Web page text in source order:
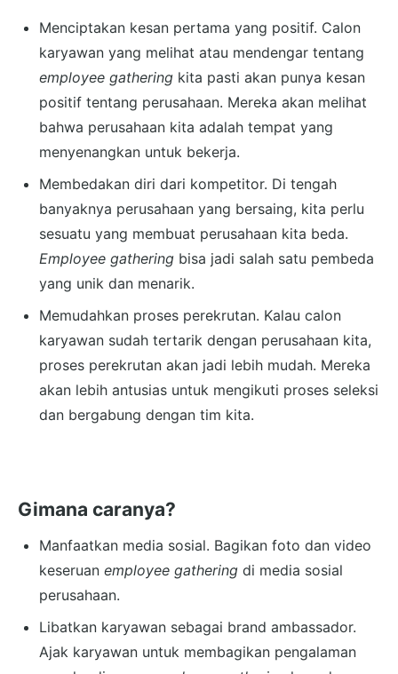
Menciptakan kesan pertama yang positif. Calon
karyawan yang melihat atau mendengar tentang
employee gathering kita pasti akan punya kesan
positif tentang perusahaan. Mereka akan melihat
bahwa perusahaan kita adalah tempat yang
menyenangkan untuk bekerja.
Membedakan diri dari kompetitor. Di tengah
banyaknya perusahaan yang bersaing, kita perlu
sesuatu yang membuat perusahaan kita beda.
Employee gathering bisa jadi salah satu pembeda
yang unik dan menarik.
Memudahkan proses perekrutan. Kalau calon
karyawan sudah tertarik dengan perusahaan kita,
proses perekrutan akan jadi lebih mudah. Mereka
akan lebih antusias untuk mengikuti proses seleksi
dan bergabung dengan tim kita.
Gimana caranya?
Manfaatkan media sosial. Bagikan foto dan video
keseruan employee gathering di media sosial
perusahaan.
Libatkan karyawan sebagai brand ambassador.
Ajak karyawan untuk membagikan pengalaman